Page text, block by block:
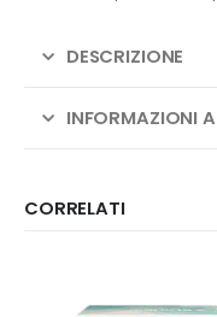
DESCRIZIONE
INFORMAZIONI
CORRELATI